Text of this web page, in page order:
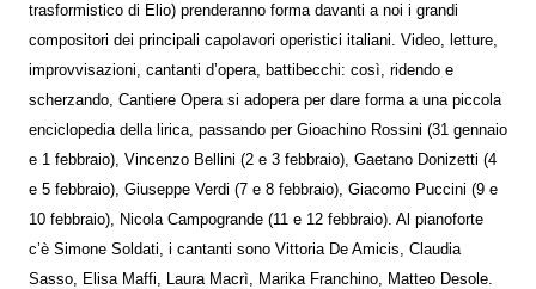
trasformistico di Elio) prenderanno forma davanti a noi i grandi
compositori dei principali capolavori operistici italiani. Video, letture,
improvvisazioni, cantanti d’opera, battibecchi: così, ridendo e
scherzando, Cantiere Opera si adopera per dare forma a una piccola
enciclopedia della lirica, passando per Gioachino Rossini (31 gennaio
e 1 febbraio), Vincenzo Bellini (2 e 3 febbraio), Gaetano Donizetti (4
e 5 febbraio), Giuseppe Verdi (7 e 8 febbraio), Giacomo Puccini (9 e
10 febbraio), Nicola Campogrande (11 e 12 febbraio). Al pianoforte
c’è Simone Soldati, i cantanti sono Vittoria De Amicis, Claudia
Sasso, Elisa Maffi, Laura Macrì, Marika Franchino, Matteo Desole.